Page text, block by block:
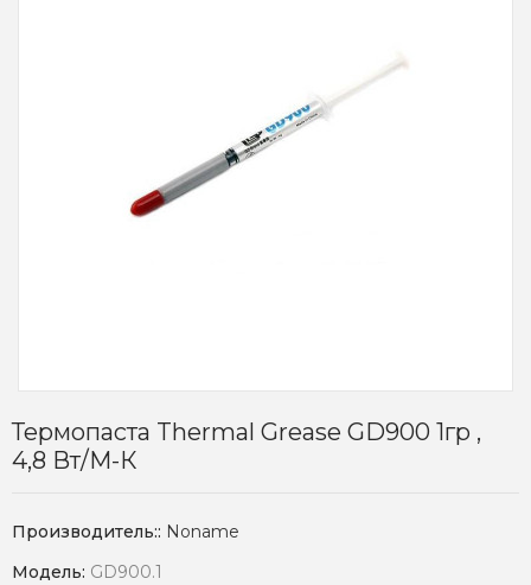
Термопаста Thermal Grease GD900 1гр ,
4,8 Вт/м-К
Производитель:: Noname
Модель: GD900.1